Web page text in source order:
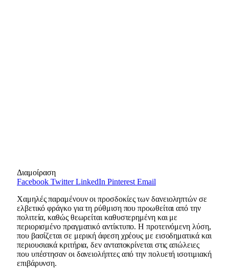
Διαμοίραση
Facebook Twitter LinkedIn Pinterest Email
Χαμηλές παραμένουν οι προσδοκίες των δανειοληπτών σε
ελβετικό φράγκο για τη ρύθμιση που προωθείται από την
πολιτεία, καθώς θεωρείται καθυστερημένη και με
περιορισμένο πραγματικό αντίκτυπο. Η προτεινόμενη λύση,
που βασίζεται σε μερική άφεση χρέους με εισοδηματικά και
περιουσιακά κριτήρια, δεν ανταποκρίνεται στις απώλειες
που υπέστησαν οι δανειολήπτες από την πολυετή ισοτιμιακή
επιβάρυνση.